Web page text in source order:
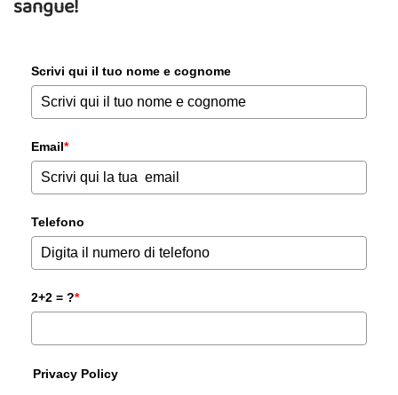
sangue!
Scrivi qui il tuo nome e cognome
Email*
Telefono
2+2 = ?*
Privacy Policy